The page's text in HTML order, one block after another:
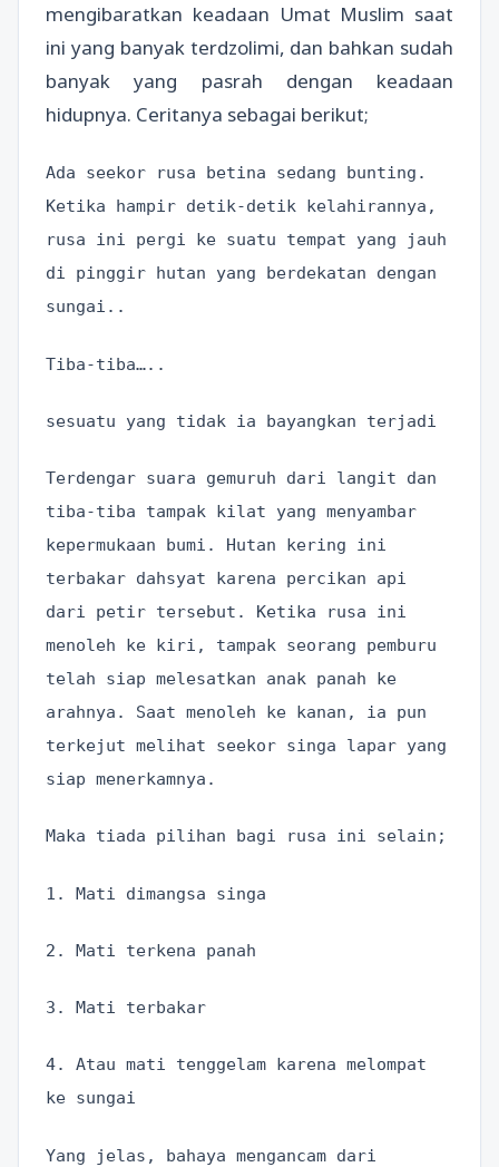
mengibaratkan keadaan Umat Muslim saat
ini yang banyak terdzolimi, dan bahkan sudah
banyak yang pasrah dengan keadaan
hidupnya. Ceritanya sebagai berikut;
Ada seekor rusa betina sedang bunting.
Ketika hampir detik-detik kelahirannya,
rusa ini pergi ke suatu tempat yang jauh
di pinggir hutan yang berdekatan dengan
sungai..
Tiba-tiba…..
sesuatu yang tidak ia bayangkan terjadi
Terdengar suara gemuruh dari langit dan
tiba-tiba tampak kilat yang menyambar
kepermukaan bumi. Hutan kering ini
terbakar dahsyat karena percikan api
dari petir tersebut. Ketika rusa ini
menoleh ke kiri, tampak seorang pemburu
telah siap melesatkan anak panah ke
arahnya. Saat menoleh ke kanan, ia pun
terkejut melihat seekor singa lapar yang
siap menerkamnya.
Maka tiada pilihan bagi rusa ini selain;
1. Mati dimangsa singa
2. Mati terkena panah
3. Mati terbakar
4. Atau mati tenggelam karena melompat
ke sungai
Yang jelas, bahaya mengancam dari